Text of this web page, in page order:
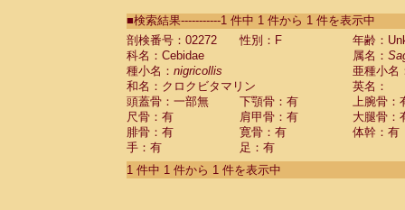
CebidaeSaguinus labiatus(0)
Cebidae Saguinus leucopus (0)
Cebidae
CebidaeSaguinus mystax
CebidaeSaguinus nigricollis (1)
Cebidae Saguinus oedipus
Cebidae Saguinus weddelli
Cebidae Saguinusspp.
Cebidae Aotus trivirgatus
Cebidae Cebus albifrons
■検索結果-----------1 件中 1 件から 1 件を表示中
剖検番号：02272
性別：F
年齢：
科名：Cebidae
属名：
種小名： nigricollis
亜種小名
和名：クロクビタマリン
英名：
頭蓋骨：一部無
下顎骨：有
上腕骨：
尺骨：有
肩甲骨：有
大腿骨：
腓骨：有
寛骨：有
体幹：有
手：有
足：有
1 件中 1 件から 1 件を表示中